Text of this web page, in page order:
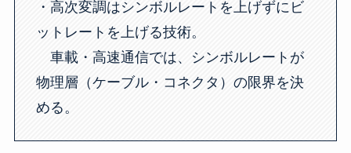
・高次変調はシンボルレートを上げずにビ
ットレートを上げる技術。
車載・高速通信では、シンボルレートが
物理層（ケーブル・コネクタ）の限界を決
める。